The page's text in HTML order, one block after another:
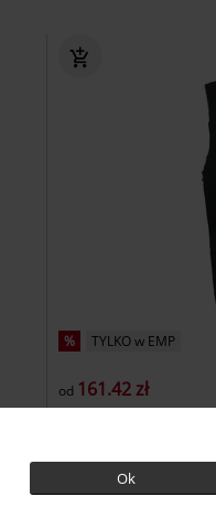
Ok
% TYLKO w EMP
od 161.42 zł